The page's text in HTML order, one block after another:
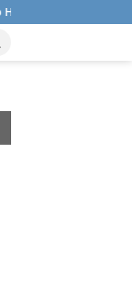
Bangsa, Audrey